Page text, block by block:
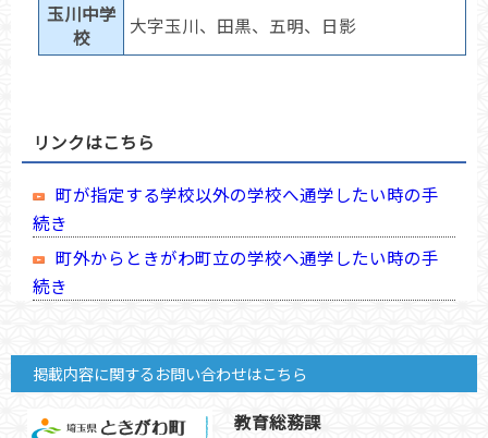
玉川中学
校
大字玉川、田黒、五明、日影
リンクはこちら
町が指定する学校以外の学校へ通学したい時の手
続き
町外からときがわ町立の学校へ通学したい時の手
続き
掲載内容に関するお問い合わせはこちら
教育総務課